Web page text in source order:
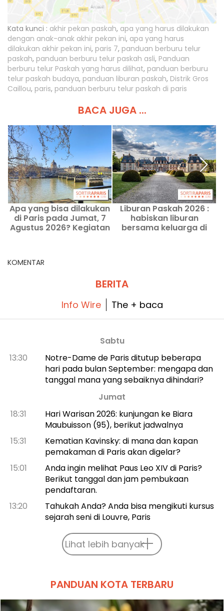
Kata kunci : akhir pekan paskah, apa yang harus dilakukan
dengan anak-anak akhir pekan ini, apa yang harus
dilakukan akhir pekan ini, paris 7, panduan berburu telur
paskah, panduan berburu telur paskah asli, Panduan
berburu telur Paskah yang harus dilihat, panduan berburu
telur paskah budaya, panduan liburan paskah, Distrik Gros
Caillou, paris, panduan berburu telur paskah di paris
BACA JUGA ...
Apa yang bisa dilakukan
di Paris pada Jumat, 7
Agustus 2026? Kegiatan
Liburan Paskah 2026 :
habiskan liburan
bersama keluarga di
KOMENTAR
BERITA
Info Wire The + baca
Sabtu
13:30
Notre-Dame de Paris ditutup beberapa
hari pada bulan September: mengapa dan
tanggal mana yang sebaiknya dihindari?
Jumat
18:31
Hari Warisan 2026: kunjungan ke Biara
Maubuisson (95), berikut jadwalnya
15:31
Kematian Kavinsky: di mana dan kapan
pemakaman di Paris akan digelar?
15:01
Anda ingin melihat Paus Leo XIV di Paris?
Berikut tanggal dan jam pembukaan
pendaftaran.
13:20
Tahukah Anda? Anda bisa mengikuti kursus
sejarah seni di Louvre, Paris
Lihat lebih banyak
PANDUAN KOTA TERBARU